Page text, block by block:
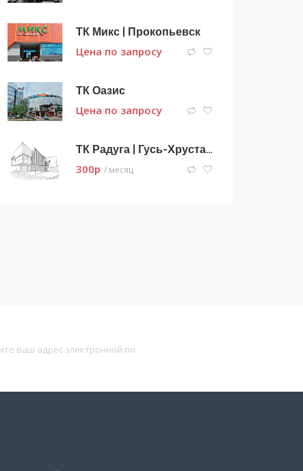
ТК Микс | Прокопьевск
Цена по запросу
ТК Оазис
Цена по запросу
ТК Радуга | Гусь-Хрустальный
300p / месяц